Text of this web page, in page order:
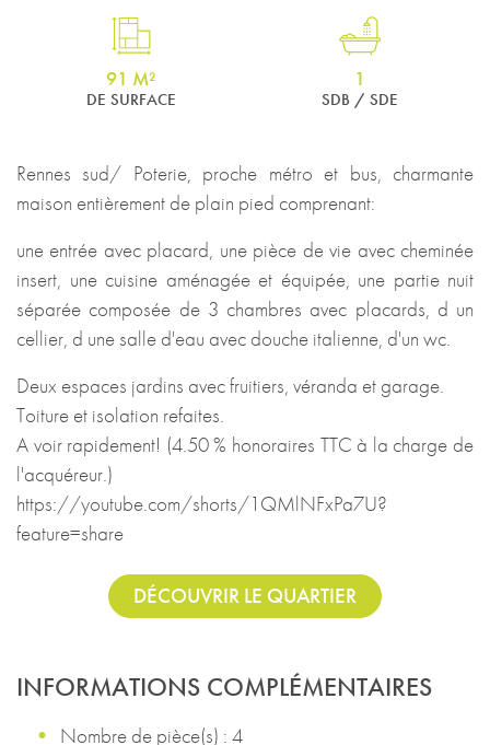
91 M²
DE SURFACE
1
SDB / SDE
Rennes sud/ Poterie, proche métro et bus, charmante
maison entièrement de plain pied comprenant:
une entrée avec placard, une pièce de vie avec cheminée
insert, une cuisine aménagée et équipée, une partie nuit
séparée composée de 3 chambres avec placards, d un
cellier, d une salle d'eau avec douche italienne, d'un wc.
Deux espaces jardins avec fruitiers, véranda et garage.
Toiture et isolation refaites.
A voir rapidement! (4.50 % honoraires TTC à la charge de
l'acquéreur.)
https://youtube.com/shorts/1QMlNFxPa7U?
feature=share
DÉCOUVRIR LE QUARTIER
INFORMATIONS COMPLÉMENTAIRES
Nombre de pièce(s) : 4